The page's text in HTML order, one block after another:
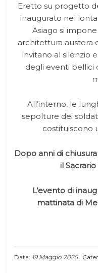
Eretto su progetto
inaugurato nel
Asiago si
architettura austera
invitano al silenzio
degli eventi bellici
All’interno, le
sepolture dei
costituiscono
Dopo anni di
il
L’evento di
mattinata di
Data: 19 Maggio 2025